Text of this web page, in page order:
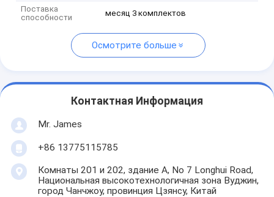
Поставка
способности
месяц 3 комплектов
Осмотрите больше
Контактная Информация
Mr. James
+86 13775115785
Комнаты 201 и 202, здание А, No 7 Longhui Road,
Национальная высокотехнологичная зона Вуджин,
город Чанчжоу, провинция Цзянсу, Китай